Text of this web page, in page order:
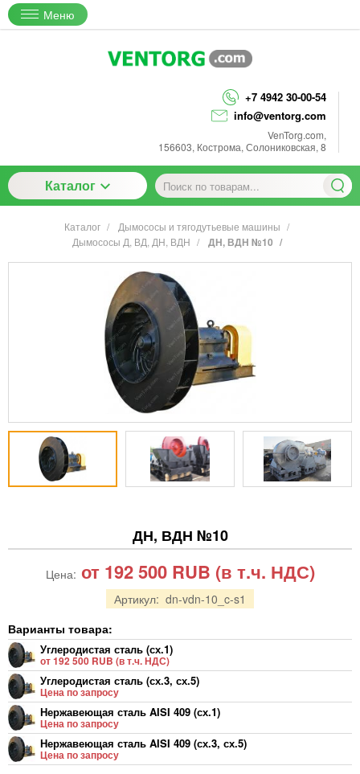
Меню
+7 4942 30-00-54
info@ventorg.com
VenTorg.com,
156603, Кострома, Солониковская, 8
Каталог
Каталог
Дымососы и тягодутьевые машины
Дымососы Д, ВД, ДН, ВДН
ДН, ВДН №10
ДН, ВДН №10
Артикул: dn-vdn-10_c-s1
Цена: от 192 500 RUB (в т.ч. НДС)
Варианты товара:
Углеродистая сталь (сх.1)
от 192 500 RUB (в т.ч. НДС)
Углеродистая сталь (сх.3, сх.5)
Цена по запросу
Нержавеющая сталь AISI 409 (сх.1)
Цена по запросу
Нержавеющая сталь AISI 409 (сх.3, сх.5)
Цена по запросу